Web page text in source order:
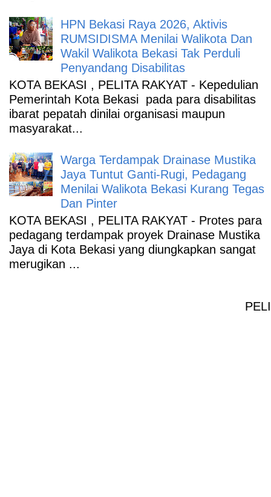
HPN Bekasi Raya 2026, Aktivis
RUMSIDISMA Menilai Walikota Dan
Wakil Walikota Bekasi Tak Perduli
Penyandang Disabilitas
KOTA BEKASI , PELITA RAKYAT - Kepedulian
Pemerintah Kota Bekasi pada para disabilitas
ibarat pepatah dinilai organisasi maupun
masyarakat...
Warga Terdampak Drainase Mustika
Jaya Tuntut Ganti-Rugi, Pedagang
Menilai Walikota Bekasi Kurang Tegas
Dan Pinter
KOTA BEKASI , PELITA RAKYAT - Protes para
pedagang terdampak proyek Drainase Mustika
Jaya di Kota Bekasi yang diungkapkan sangat
merugikan ...